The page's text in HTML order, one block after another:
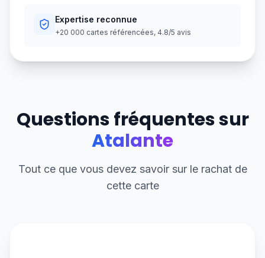
Expertise reconnue
+20 000 cartes référencées, 4.8/5 avis
Questions fréquentes sur
Atalante
Tout ce que vous devez savoir sur le rachat de
cette carte